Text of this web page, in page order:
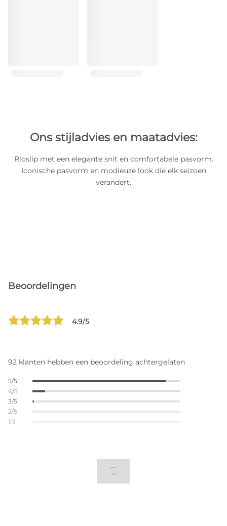
Ons stijladvies en maatadvies:
Rioslip met een elegante snit en comfortabele pasvorm.
Iconische pasvorm en modieuze look die elk seizoen
verandert.
Beoordelingen
4.9/5
92 klanten hebben een beoordeling achtergelaten
5/5
4/5
3/5
2/5
1/5